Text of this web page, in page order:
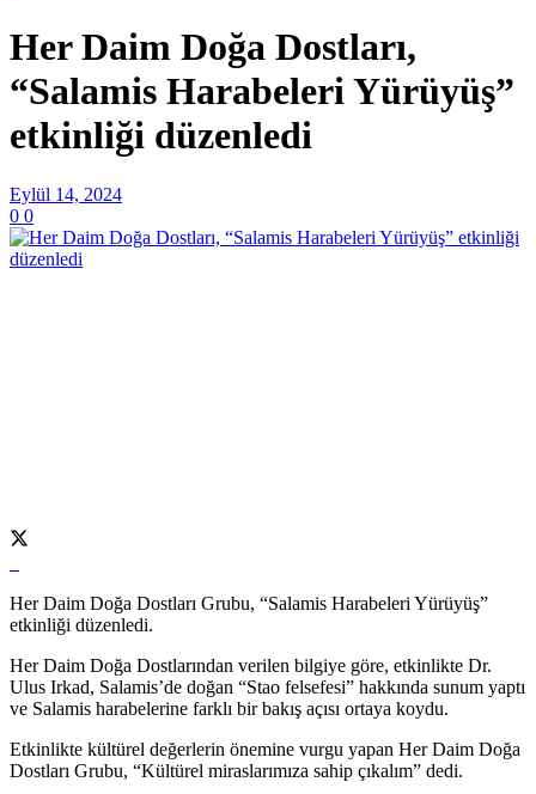
Her Daim Doğa Dostları,
“Salamis Harabeleri Yürüyüş”
etkinliği düzenledi
Eylül 14, 2024
0 0
Her Daim Doğa Dostları Grubu, “Salamis Harabeleri Yürüyüş”
etkinliği düzenledi.
Her Daim Doğa Dostlarından verilen bilgiye göre, etkinlikte Dr.
Ulus Irkad, Salamis’de doğan “Stao felsefesi” hakkında sunum yaptı
ve Salamis harabelerine farklı bir bakış açısı ortaya koydu.
Etkinlikte kültürel değerlerin önemine vurgu yapan Her Daim Doğa
Dostları Grubu, “Kültürel miraslarımıza sahip çıkalım” dedi.